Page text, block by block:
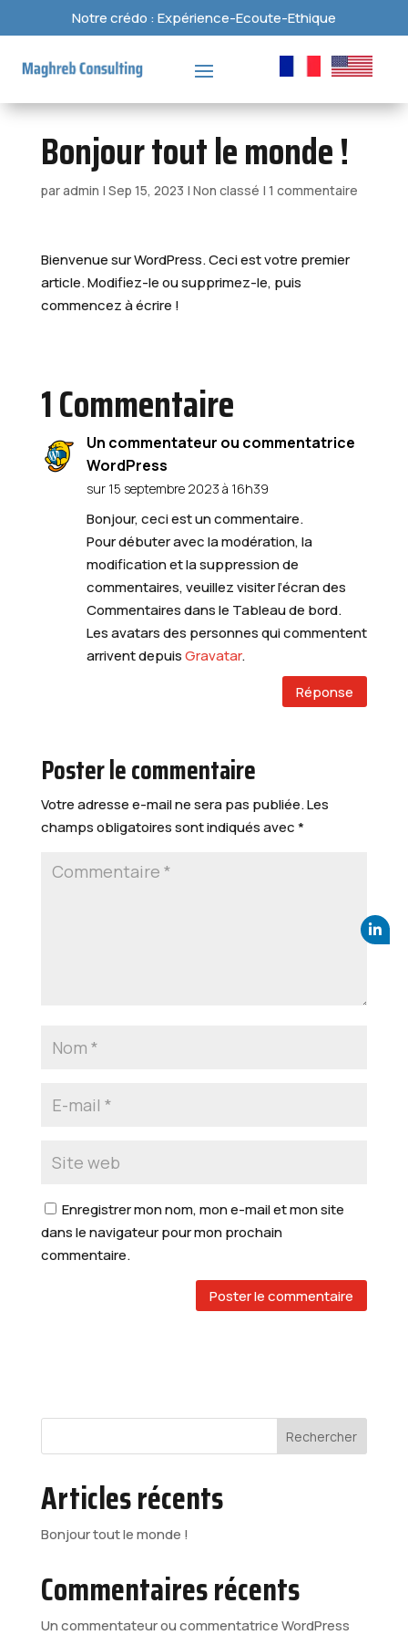
Notre crédo : Expérience-Ecoute-Ethique
Bonjour tout le monde !
paradmin | Sep 15, 2023 | Non classé | 1 commentaire
Bienvenue sur WordPress. Ceci est votre premier
article. Modifiez-le ou supprimez-le, puis
commencez à écrire !
1 Commentaire
Un commentateur ou commentatrice
WordPress
sur 15 septembre 2023 à 16h39
Bonjour, ceci est un commentaire.
Pour débuter avec la modération, la
modification et la suppression de
commentaires, veuillez visiter l’écran des
Commentaires dans le Tableau de bord.
Les avatars des personnes qui commentent
arrivent depuisGravatar.
Réponse
Poster le commentaire
Votre adresse e-mail ne sera pas publiée.Les
champs obligatoires sont indiqués avec*
Enregistrer mon nom, mon e-mail et mon site
dans le navigateur pour mon prochain
commentaire.
Rechercher
Articles récents
Bonjour tout le monde !
Commentaires récents
Un commentateur ou commentatrice WordPress